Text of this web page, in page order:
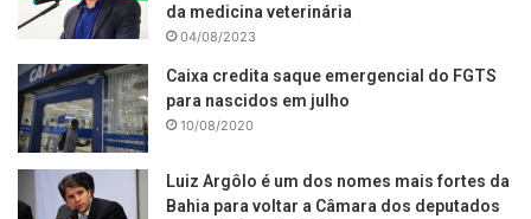
da medicina veterinária
04/08/2023
Caixa credita saque emergencial do FGTS
para nascidos em julho
10/08/2020
Luiz Argôlo é um dos nomes mais fortes da
Bahia para voltar a Câmara dos deputados